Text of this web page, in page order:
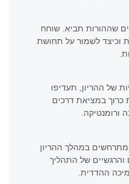
שההורות תביא. שוחח
וכיצד לשמור על תחושת
של ההריון, תעדיפו
כרוך במציאת דרכים
ורומנטיקה.
במהלך ההריון
והרגשיים של התהליך
ההדדית.